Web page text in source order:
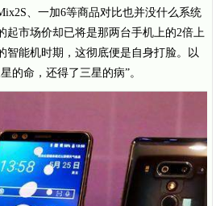
、一加6等商品对比也并没什么系统
起市场价却已将是那两台手机上的2倍上
智能机时期，这彻底便是自身打脸。以
的命，还得了三星的病”。